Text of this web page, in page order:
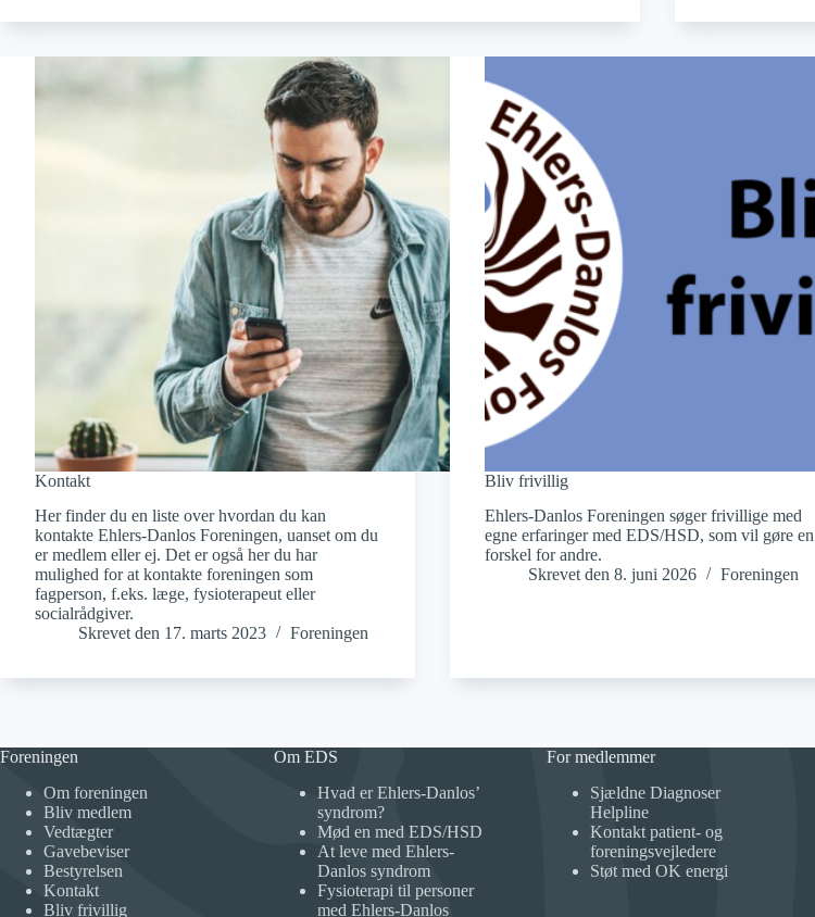
Kontakt
Her finder du en liste over hvordan du kan
kontakte Ehlers-Danlos Foreningen, uanset om du
er medlem eller ej. Det er også her du har
mulighed for at kontakte foreningen som
fagperson, f.eks. læge, fysioterapeut eller
socialrådgiver.
Skrevet den 17. marts 2023 Foreningen
Bliv frivillig
Ehlers-Danlos Foreningen søger frivillige med
egne erfaringer med EDS/HSD, som vil gøre en
forskel for andre.
Skrevet den 8. juni 2026 Foreningen
Foreningen
Om foreningen
Bliv medlem
Vedtægter
Gavebeviser
Bestyrelsen
Kontakt
Bliv frivillig
Om EDS
Hvad er Ehlers-Danlos’
syndrom?
Mød en med EDS/HSD
At leve med Ehlers-
Danlos syndrom
Fysioterapi til personer
med Ehlers-Danlos
For medlemmer
Sjældne Diagnoser
Helpline
Kontakt patient- og
foreningsvejledere
Støt med OK energi